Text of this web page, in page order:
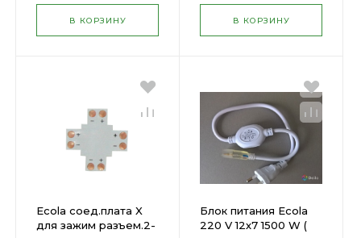
В КОРЗИНУ В КОРЗИНУ
Ecola соед.плата X
для зажим разъем.2-
Блок питания Ecola
220 V 12х7 1500 W (